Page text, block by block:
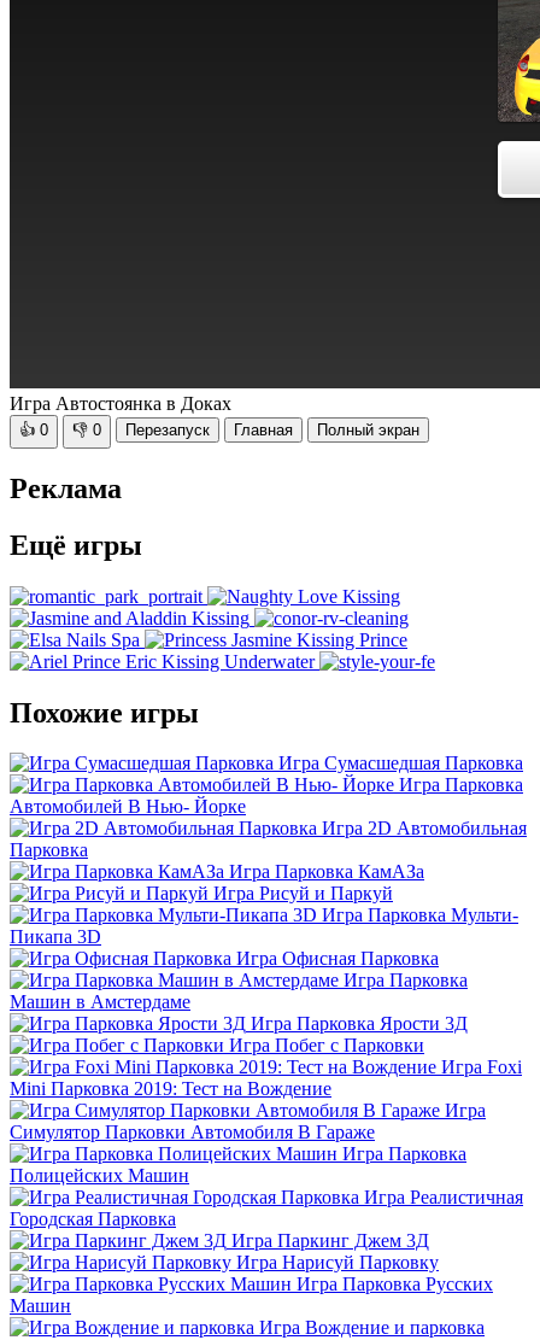
Игра Автостоянка в Доках
👍 0 👎 0 Перезапуск Главная Полный экран
Реклама
Ещё игры
Похожие игры
Игра Сумасшедшая Парковка
Игра Парковка
Автомобилей В Нью- Йорке
Игра 2D Автомобильная
Парковка
Игра Парковка КамАЗа
Игра Рисуй и Паркуй
Игра Парковка Мульти-
Пикапа 3D
Игра Офисная Парковка
Игра Парковка
Машин в Амстердаме
Игра Парковка Ярости 3Д
Игра Побег с Парковки
Игра Foxi
Mini Парковка 2019: Тест на Вождение
Игра
Симулятор Парковки Автомобиля В Гараже
Игра Парковка
Полицейских Машин
Игра Реалистичная
Городская Парковка
Игра Паркинг Джем 3Д
Игра Нарисуй Парковку
Игра Парковка Русских
Машин
Игра Вождение и парковка